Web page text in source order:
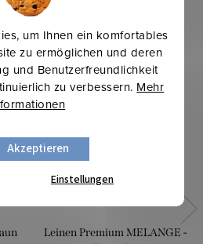
um Ihnen ein komfortables
zu ermöglichen und deren
und Benutzerfreundlichkeit
zu verbessern. Mehr
Akzeptieren
Einstellungen
Mehr für weniger
Leinen Premium MELANGE -